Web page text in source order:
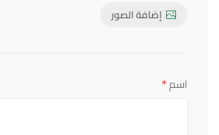
إضافة الصور
اسم*